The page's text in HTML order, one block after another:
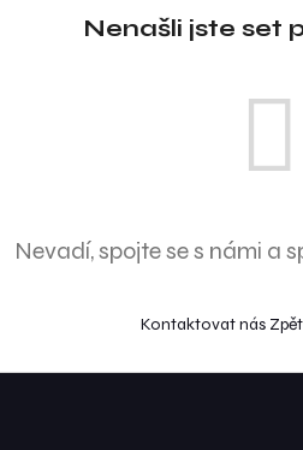
Nenašli jste set
Nevadí, spojte se s námi a
Kontaktovat nás
Z